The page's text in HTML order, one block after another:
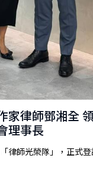
家律師鄧湘全
理事長
律師光榮隊」，正式